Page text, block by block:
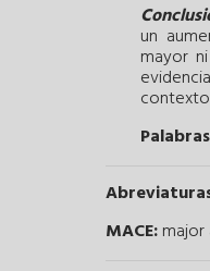
un
mayor
MACE:major